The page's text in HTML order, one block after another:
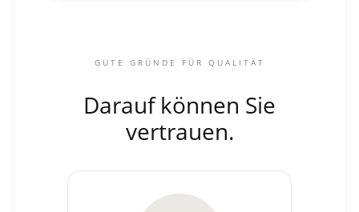
GUTE GRÜNDE FÜR QUALITÄT
Darauf können Sie
vertrauen.